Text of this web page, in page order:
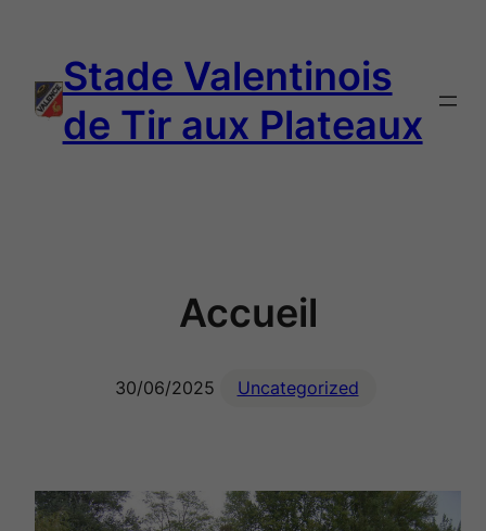
contenuStade Valentinois
de Tir aux Plateaux
Accueil
30/06/2025 Uncategorized